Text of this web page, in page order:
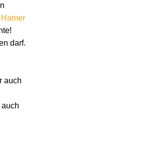
Hamer
darf.
auch